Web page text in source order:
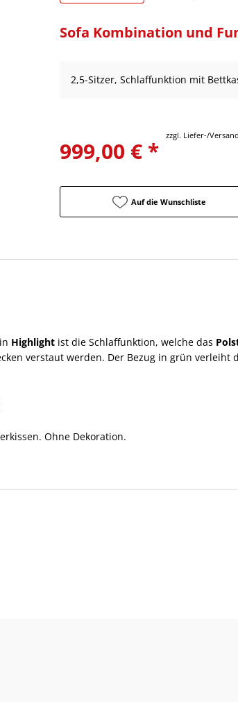
Sofa Kombination und
2,5-Sitzer, Schlaffunktion mit
999,00 € *
zzgl. Liefer-/
Auf die Wunschliste
Highlight ist die Schlaffunktion, welche das
verstaut werden. Der Bezug in grün verleiht
Ohne Dekoration.